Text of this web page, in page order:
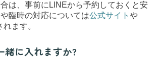
は、事前にLINEから予約しておくと安
臨時の対応については公式サイト や
ます。
緒に入れますか?